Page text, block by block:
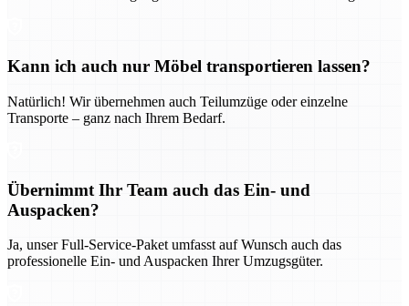
Kann ich auch nur Möbel transportieren lassen?
Natürlich! Wir übernehmen auch Teilumzüge oder einzelne
Transporte – ganz nach Ihrem Bedarf.
Übernimmt Ihr Team auch das Ein- und
Auspacken?
Ja, unser Full-Service-Paket umfasst auf Wunsch auch das
professionelle Ein- und Auspacken Ihrer Umzugsgüter.